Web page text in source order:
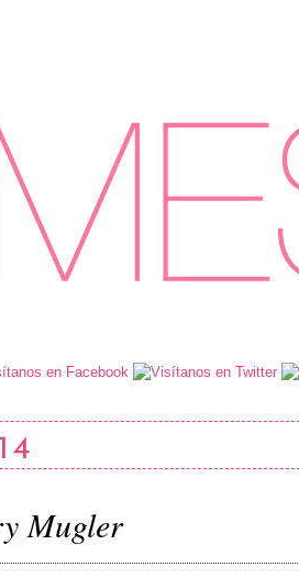
Mugler